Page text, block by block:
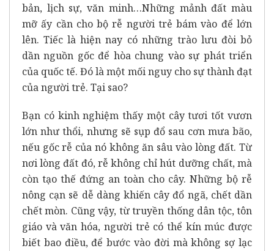
bản, lịch sự, văn minh…Những mảnh đất màu
mỡ ấy cần cho bộ rễ người trẻ bám vào để lớn
lên. Tiếc là hiện nay có những trào lưu đòi bỏ
dần nguồn gốc để hòa chung vào sự phát triển
của quốc tế. Đó là một mối nguy cho sự thành đạt
của người trẻ. Tại sao?
Bạn có kinh nghiệm thấy một cây tươi tốt vươn
lớn như thổi, nhưng sẽ sụp đổ sau cơn mưa bão,
nếu gốc rễ của nó không ăn sâu vào lòng đất. Từ
nơi lòng đất đó, rễ không chỉ hút dưỡng chất, mà
còn tạo thế đứng an toàn cho cây. Những bộ rễ
nông cạn sẽ dễ dàng khiến cây đổ ngã, chết dần
chết mòn. Cũng vậy, từ truyền thống dân tộc, tôn
giáo và văn hóa, người trẻ có thể kín múc được
biết bao điều, để bước vào đời mà không sợ lạc